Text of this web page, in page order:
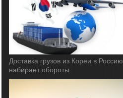
Доставка грузов из Кореи в Россию
набирает обороты